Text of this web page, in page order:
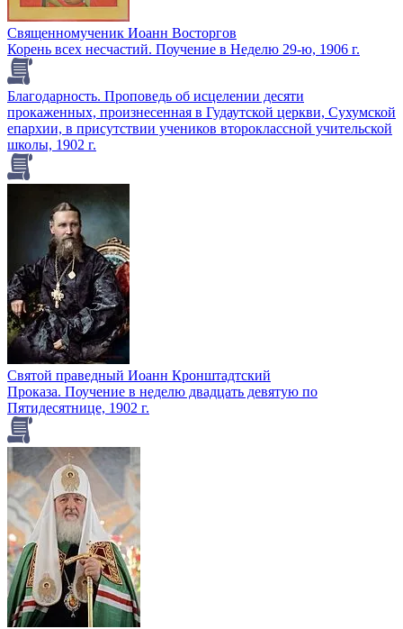
Священномученик Иоанн Восторгов
Корень всех несчастий. Поучение в Неделю 29-ю, 1906 г.
Благодарность. Проповедь об исцелении десяти
прокаженных, произнесенная в Гудаутской церкви, Сухумской
епархии, в присутствии учеников второклассной учительской
школы, 1902 г.
Святой праведный Иоанн Кронштадтский
Проказа. Поучение в неделю двадцать девятую по
Пятидесятнице, 1902 г.